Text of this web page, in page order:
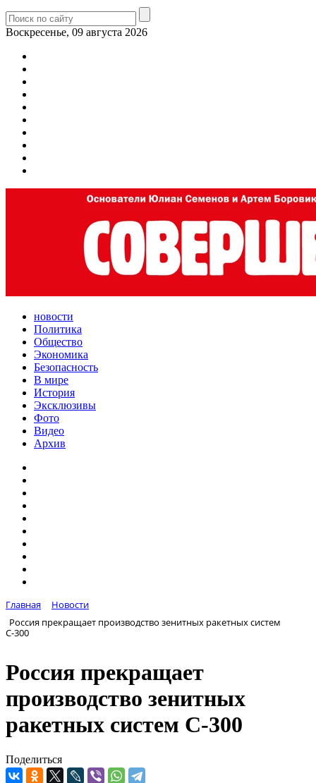
Воскресенье, 09 августа 2026
новости
Политика
Общество
Экономика
Безопасность
В мире
История
Эксклюзивы
Фото
Видео
Архив
Главная
Новости
Россия прекращает производство зенитных ракетных систем
С-300
Россия прекращает
производство зенитных
ракетных систем С-300
Поделиться